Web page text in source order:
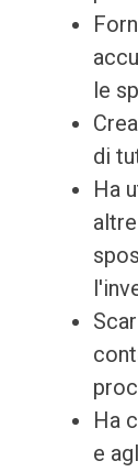
le
di
Ha
Ha
e